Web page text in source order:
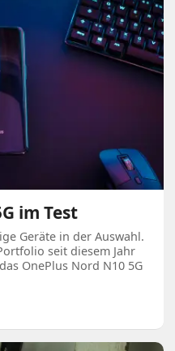
im Test
Geräte in der Auswahl.
seit diesem Jahr
OnePlus Nord N10 5G